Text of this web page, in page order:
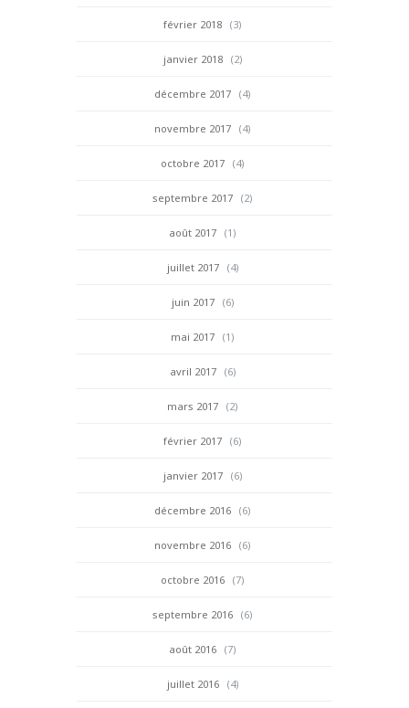
février 2018 (3)
janvier 2018 (2)
décembre 2017 (4)
novembre 2017 (4)
octobre 2017 (4)
septembre 2017 (2)
août 2017 (1)
juillet 2017 (4)
juin 2017 (6)
mai 2017 (1)
avril 2017 (6)
mars 2017 (2)
février 2017 (6)
janvier 2017 (6)
décembre 2016 (6)
novembre 2016 (6)
octobre 2016 (7)
septembre 2016 (6)
août 2016 (7)
juillet 2016 (4)